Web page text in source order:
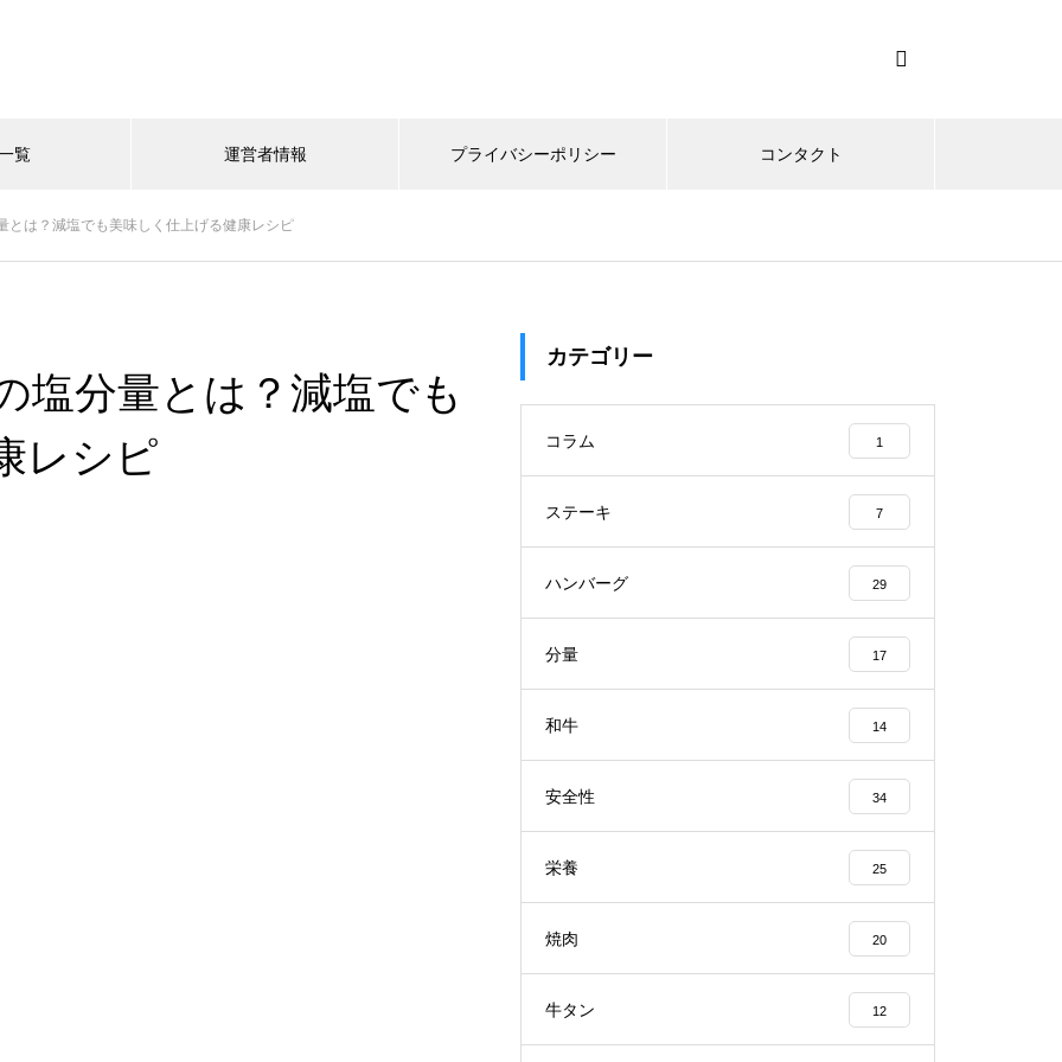
覧 運営者情報 プライバシーポリシー コンタクト
とは？減塩でも美味しく仕上げる健康レシピ
塩分量とは？減塩でも
レシピ
カテゴリー
コラム 1
ステーキ 7
ハンバーグ 29
分量 17
和牛 14
安全性 34
栄養 25
焼肉 20
牛タン 12